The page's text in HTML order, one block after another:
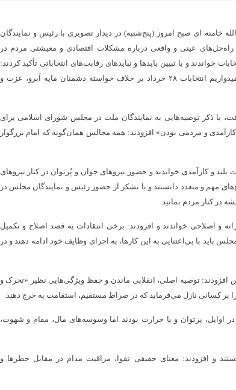
خامنه ای صبح امروز (پنج‌شنبه) در دیدار تصویری با رئیس و نمایندگان
عینی و واقعی درباره مشکلات اقتصادی و معیشتی مردم در
خواندند و با تبیین بایدها و نبایدهای رقابت‌های انتخاباتی تأکید کردند:
اثر نتیجه انتخابات سال‌ها بر زندگی مردم و کشور سایه‌افکن خواهد بود و امیدواریم انتخابات ۲۸ خرداد بر خلاف خواسته دشمنان مایه آبرو، عزت و
با ذکر توصیه‌هایی به نمایندگان ملت در مجلس شورای اسلامی برای
و مردمی بودن» افزودند: همه مجالس همان‌گونه که امام بزرگوار
و کارآمدی خواندند و حضور نیروهای جوان و پُرتوان در کنار نیروهای
مهم و متعدد دانستند و با تشکر از حضور رئیس و نمایندگان مجلس در
در کنار مردم بمانید.
و اصلاحی خواندند و افزودند: برخی انتقادات به قصد اصلاح و تکمیل
باید با بی‌اعتنایی به این کارها، به اجرای وظایف خود ادامه دهند و در
توصیه اصلی، انقلابی ماندن و حفظ ویژگی‌هایی نظیر «تحرک و
بر کسانی نازل می‌فرماید که در صراط مستقیم، استقامت به خرج دهند.
اوایل، پرتوان و با حرارت بودند اما وسوسه‌های مال، مقام و شهوت،
و افزودند: معنای حقیقی تقوا، مراقبت مدام در مقابل خطرها و